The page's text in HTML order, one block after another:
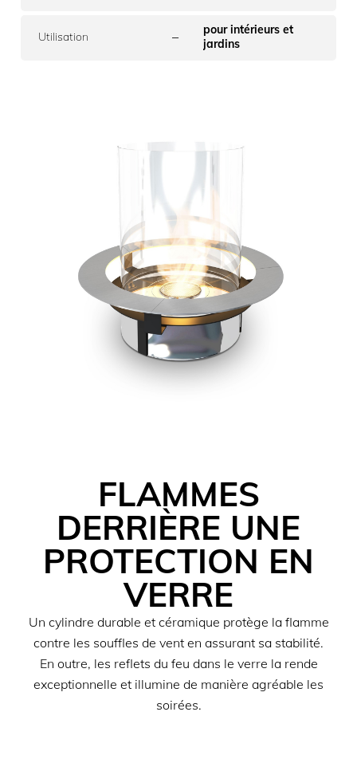
Utilisation –
pour intérieurs et
jardins
FLAMMES
DERRIÈRE UNE
PROTECTION EN
VERRE
Un cylindre durable et céramique protège la flamme
contre les souffles de vent en assurant sa stabilité.
En outre, les reflets du feu dans le verre la rende
exceptionnelle et illumine de manière agréable les
soirées.